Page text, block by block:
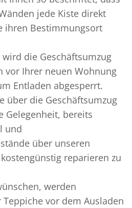
jede Kiste direkt
ihren Bestimmungsort
die Geschäftsumzug
vor Ihrer neuen Wohnung
Entladen abgesperrt.
über die Geschäftsumzug
Gelegenheit, bereits
und
über unseren
reparieren zu
werden
vor dem Ausladen